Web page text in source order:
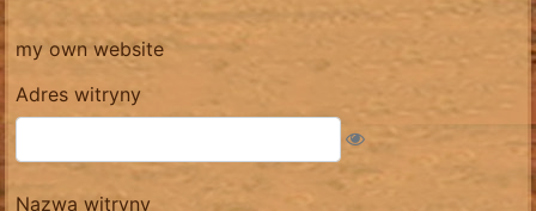
my own website
Adres witryny
Nazwa witryny